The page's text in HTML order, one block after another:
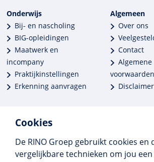
Cookies
De RINO Groep gebruikt cookies en
vergelijkbare technieken om jou
Onderwijs
Bij- en nascholing
BIG-opleidingen
Maatwerk en
incompany
Praktijkinstellingen
Erkenning aanvragen
Algemeen
Over ons
Contact
Algemene
voorwaarden
Meer dan 250
Alle BIG-opleidingen in